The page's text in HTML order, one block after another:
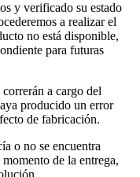
y verificado su estado
a realizar el
no está disponible,
para futuras
a cargo del
producido un error
de fabricación.
o no se encuentra
de la entrega,